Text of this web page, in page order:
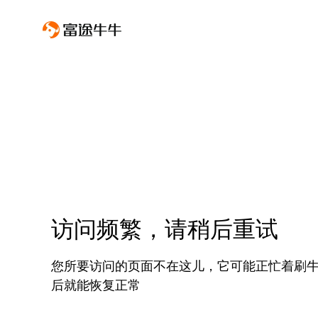
访问频繁，请稍后重试
您所要访问的页面不在这儿，它可能正忙着刷
后就能恢复正常